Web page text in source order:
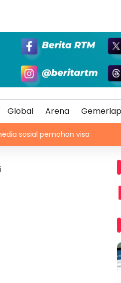
Global Arena Gemerlap
visa Vinicius lanjut